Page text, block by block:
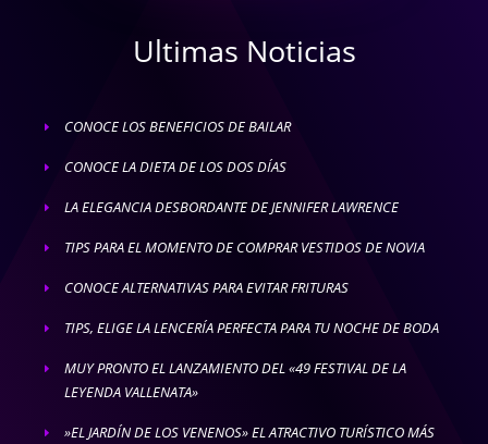
Ultimas Noticias
E CONOCE LOS BENEFICIOS DE BAILAR
E CONOCE LA DIETA DE LOS DOS DÍAS
E LA ELEGANCIA DESBORDANTE DE JENNIFER LAWRENCE
E TIPS PARA EL MOMENTO DE COMPRAR VESTIDOS DE NOVIA
E CONOCE ALTERNATIVAS PARA EVITAR FRITURAS
E TIPS, ELIGE LA LENCERÍA PERFECTA PARA TU NOCHE DE BODA
E
MUY PRONTO EL LANZAMIENTO DEL «49 FESTIVAL DE LA
LEYENDA VALLENATA»
E
»EL JARDÍN DE LOS VENENOS» EL ATRACTIVO TURÍSTICO MÁS